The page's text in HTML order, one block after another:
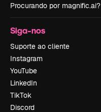
Procurando por magnific.ai?
Siga-nos
Suporte ao cliente
Instagram
YouTube
LinkedIn
TikTok
Discord